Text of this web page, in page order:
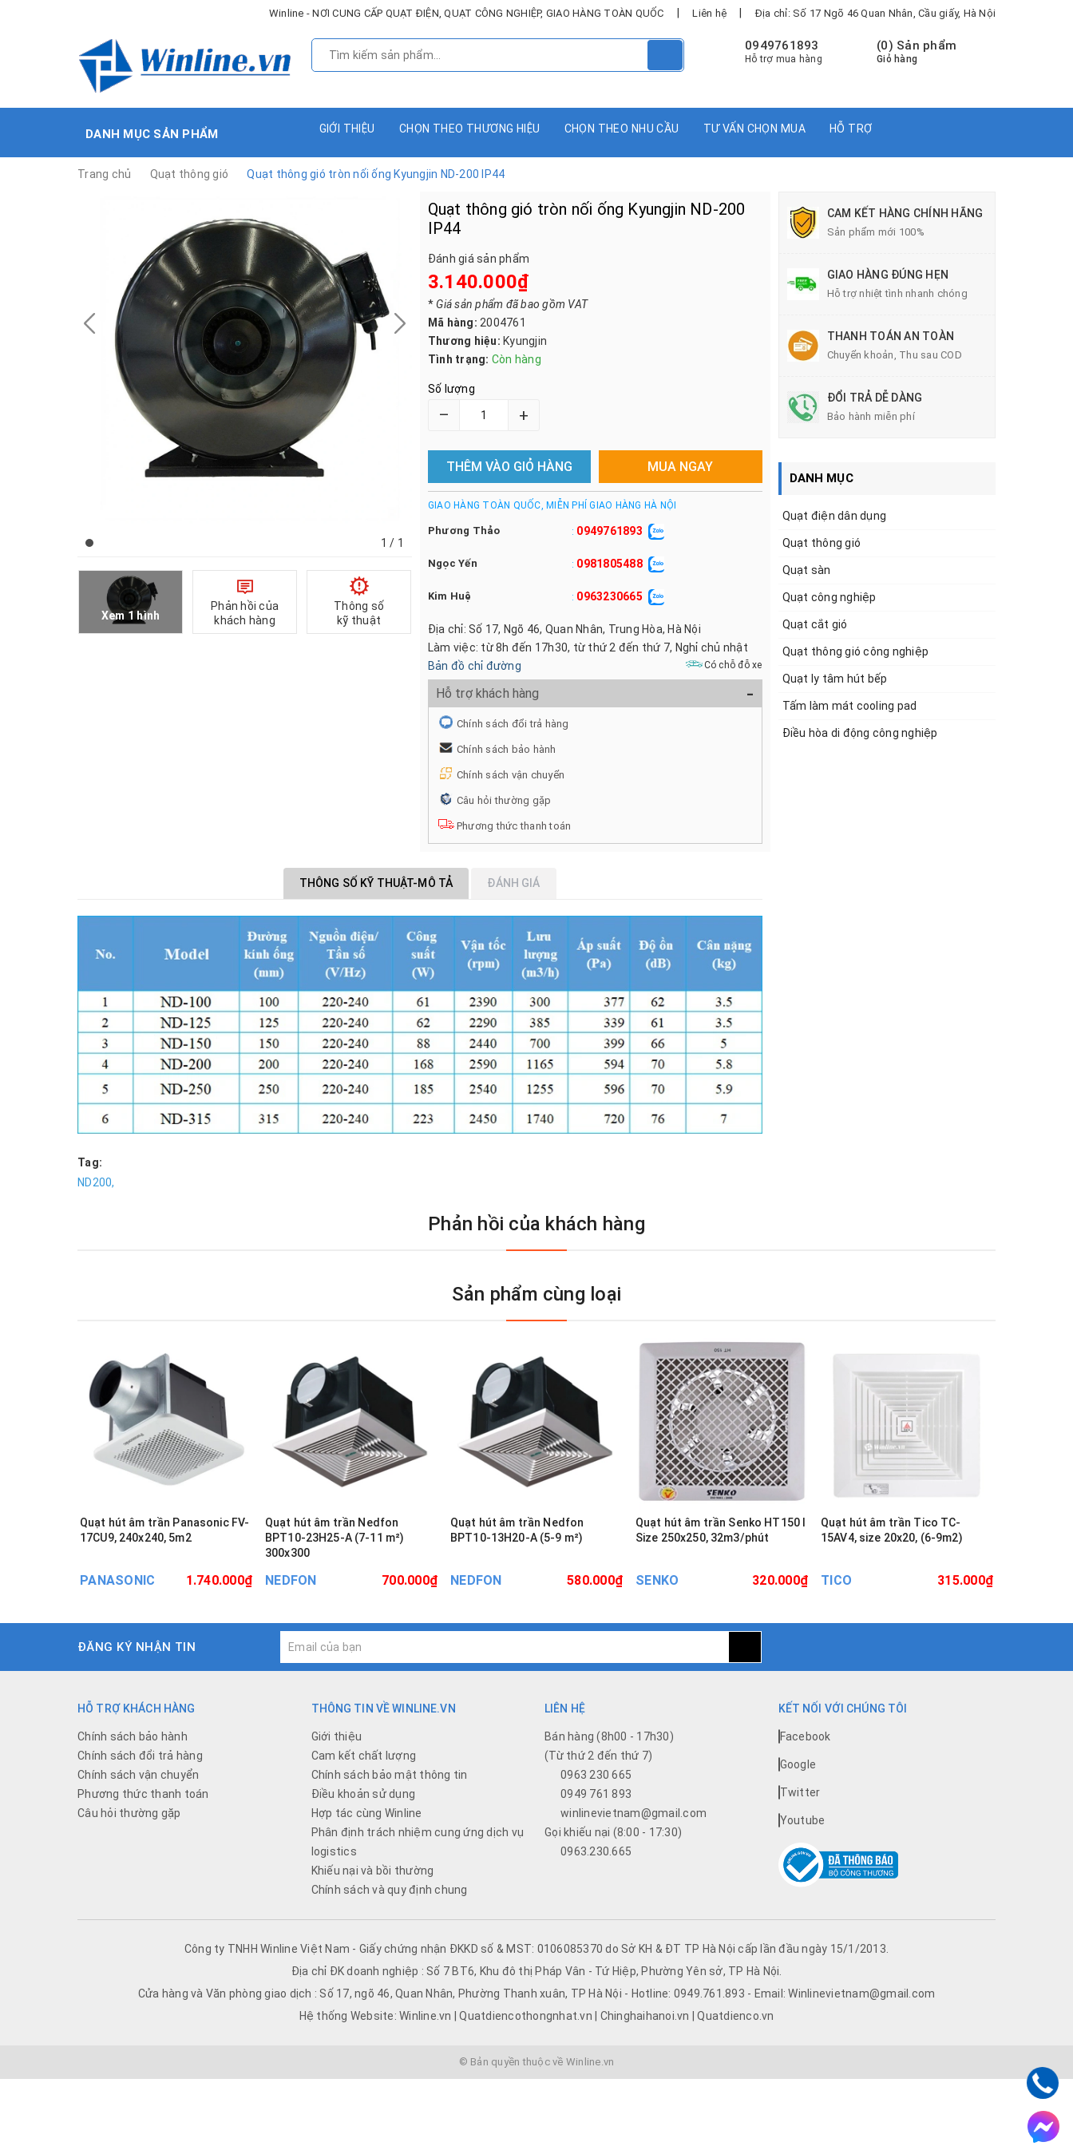
Winline - NƠI CUNG CẤP QUẠT ĐIỆN, QUẠT CÔNG NGHIỆP, GIAO HÀNG TOÀN QUỐC Liên hệ Địa chỉ: Số 17 Ngõ 46 Quan Nhân, Cầu giấy, Hà Nội
(0) Sản phẩm
Giỏ hàng
0949761893
Hỗ trợ mua hàng
DANH MỤC SẢN PHẨM GIỚI THIỆU CHỌN THEO THƯƠNG HIỆU CHỌN THEO NHU CẦU TƯ VẤN CHỌN MUA HỖ TRỢ
Trang chủ Quạt thông gió Quạt thông gió tròn nối ống Kyungjin ND-200 IP44
1 / 1
Xem 1 hình
Phản hồi của
khách hàng
Thông số
kỹ thuật
Quạt thông gió tròn nối ống Kyungjin ND-200
IP44
Đánh giá sản phẩm
3.140.000₫
*Giá sản phẩm đã bao gồm VAT
Mã hàng: 2004761
Thương hiệu: Kyungjin
Tình trạng: Còn hàng
Số lượng
– +
THÊM VÀO GIỎ HÀNG MUA NGAY
GIAO HÀNG TOÀN QUỐC, MIỄN PHÍ GIAO HÀNG HÀ NỘI
Phương Thảo : 0949761893
Ngọc Yến : 0981805488
Kim Huệ : 0963230665
Địa chỉ: Số 17, Ngõ 46, Quan Nhân, Trung Hòa, Hà Nội
Làm việc: từ 8h đến 17h30, từ thứ 2 đến thứ 7, Nghỉ chủ nhật
Bản đồ chỉ đường
Có chỗ đỗ xe
Hỗ trợ khách hàng -
Chính sách đổi trả hàng
Chính sách bảo hành
Chính sách vận chuyển
Câu hỏi thường gặp
Phương thức thanh toán
THÔNG SỐ KỸ THUẬT-MÔ TẢ ĐÁNH GIÁ
CAM KẾT HÀNG CHÍNH HÃNG
Sản phẩm mới 100%
GIAO HÀNG ĐÚNG HẸN
Hỗ trợ nhiệt tình nhanh chóng
THANH TOÁN AN TOÀN
Chuyển khoản, Thu sau COD
ĐỔI TRẢ DỄ DÀNG
Bảo hành miễn phí
DANH MỤC
Quạt điện dân dụng
Quạt thông gió
Quạt sàn
Quạt công nghiệp
Quạt cắt gió
Quạt thông gió công nghiệp
Quạt ly tâm hút bếp
Tấm làm mát cooling pad
Điều hòa di động công nghiệp
Tag:
ND200,
Phản hồi của khách hàng
Sản phẩm cùng loại
Quạt hút âm trần Panasonic FV-
17CU9, 240x240, 5m2
PANASONIC 1.740.000₫
Quạt hút âm trần Nedfon
BPT10-23H25-A (7-11 m²)
300x300
NEDFON 700.000₫
Quạt hút âm trần Nedfon
BPT10-13H20-A (5-9 m²)
NEDFON 580.000₫
Quạt hút âm trần Senko HT150 I
Size 250x250, 32m3/phút
SENKO 320.000₫
Quạt hút âm trần Tico TC-
15AV4, size 20x20, (6-9m2)
TICO 315.000₫
ĐĂNG KÝ NHẬN TIN
HỖ TRỢ KHÁCH HÀNG
Chính sách bảo hành
Chính sách đổi trả hàng
Chính sách vận chuyển
Phương thức thanh toán
Câu hỏi thường gặp
THÔNG TIN VỀ WINLINE.VN
Giới thiệu
Cam kết chất lượng
Chính sách bảo mật thông tin
Điều khoản sử dụng
Hợp tác cùng Winline
Phân định trách nhiệm cung ứng dịch vụ
logistics
Khiếu nại và bồi thường
Chính sách và quy định chung
LIÊN HỆ
Bán hàng (8h00 - 17h30)
(Từ thứ 2 đến thứ 7)
0963 230 665
0949 761 893
winlinevietnam@gmail.com
Gọi khiếu nại (8:00 - 17:30)
0963.230.665
KẾT NỐI VỚI CHÚNG TÔI
Facebook
Google
Twitter
Youtube
Công ty TNHH Winline Việt Nam - Giấy chứng nhận ĐKKD số & MST: 0106085370 do Sở KH & ĐT TP Hà Nội cấp lần đầu ngày 15/1/2013.
Địa chỉ ĐK doanh nghiệp : Số 7 BT6, Khu đô thị Pháp Vân - Tứ Hiệp, Phường Yên sở, TP Hà Nội.
Cửa hàng và Văn phòng giao dịch : Số 17, ngõ 46, Quan Nhân, Phường Thanh xuân, TP Hà Nội - Hotline: 0949.761.893 - Email: Winlinevietnam@gmail.com
Hệ thống Website: Winline.vn | Quatdiencothongnhat.vn | Chinghaihanoi.vn | Quatdienco.vn
© Bản quyền thuộc về Winline.vn